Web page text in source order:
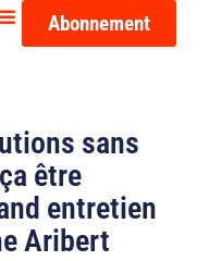
Abonnement
sans
être
entretien
Aribert